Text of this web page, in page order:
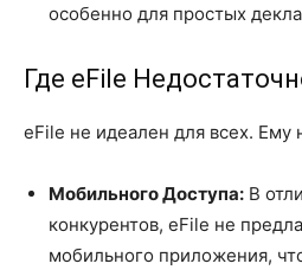
особенно для простых
Где eFile
eFile не идеален для всех. Ему
Мобильного Доступа: В
конкурентов, eFile не
мобильного приложения,